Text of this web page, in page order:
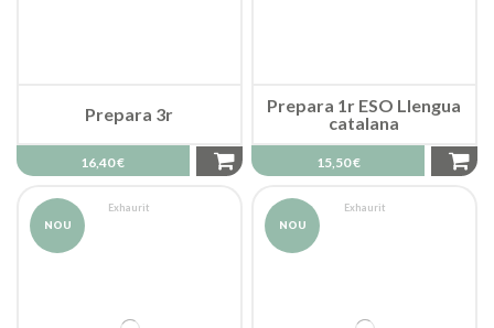
Prepara 3r
16,40 €
Prepara 1r ESO Llengua
catalana
15,50 €
NOU
Exhaurit
NOU
Exhaurit